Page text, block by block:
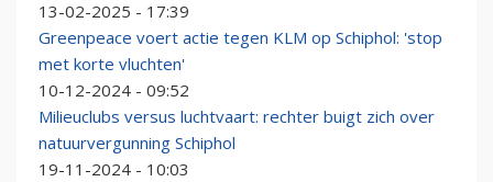
13-02-2025 - 17:39
Greenpeace voert actie tegen KLM op Schiphol: 'stop
met korte vluchten'
10-12-2024 - 09:52
Milieuclubs versus luchtvaart: rechter buigt zich over
natuurvergunning Schiphol
19-11-2024 - 10:03